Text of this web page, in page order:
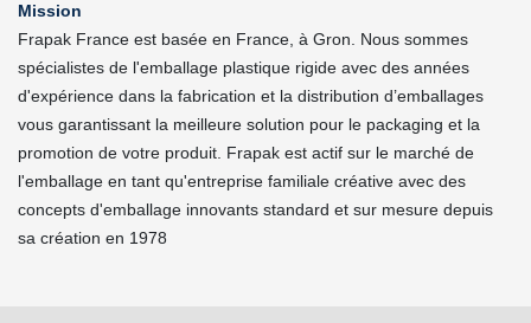
Mission
Frapak France est basée en France, à Gron. Nous sommes
spécialistes de l'emballage plastique rigide avec des années
d'expérience dans la fabrication et la distribution d’emballages
vous garantissant la meilleure solution pour le packaging et la
promotion de votre produit. Frapak est actif sur le marché de
l'emballage en tant qu'entreprise familiale créative avec des
concepts d'emballage innovants standard et sur mesure depuis
sa création en 1978